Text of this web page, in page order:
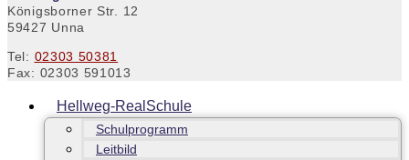
Königsborner Str. 12
59427 Unna
Tel: 02303 50381
Fax: 02303 591013
Hellweg-RealSchule
Schulprogramm
Leitbild